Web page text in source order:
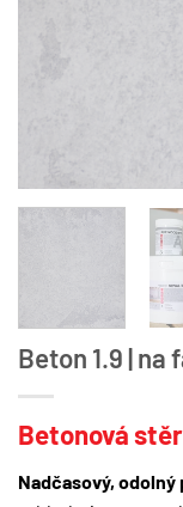
Beton 1.9 | na
Betonová
Nadčasový,